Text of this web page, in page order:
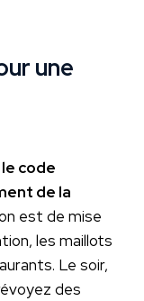
une
le code
de la
est de mise
les maillots
Le soir,
des